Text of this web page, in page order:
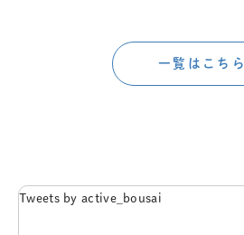
一覧はこちら
Tweets by active_bousai